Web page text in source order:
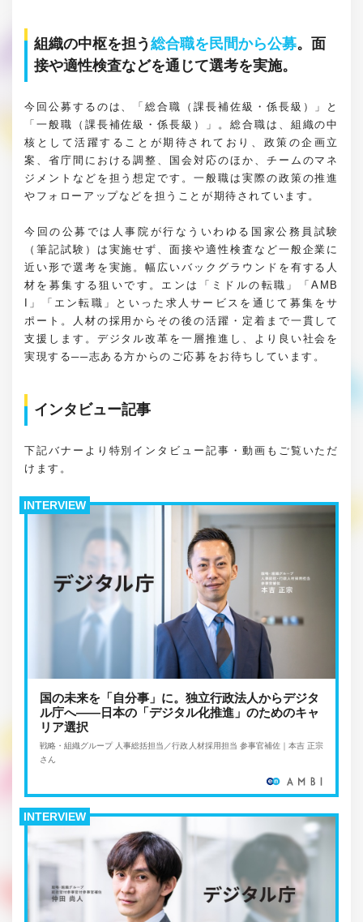
組織の中枢を担う 総合職を民間から公募。面
接や適性検査などを通じて選考を実施。
今回公募するのは、「総合職（課長補佐級・係長級）」と
「一般職（課長補佐級・係長級）」。総合職は、組織の中
核として活躍することが期待されており、政策の企画立
案、省庁間における調整、国会対応のほか、チームのマネ
ジメントなどを担う想定です。一般職は実際の政策の推進
やフォローアップなどを担うことが期待されています。
今回の公募では人事院が行なういわゆる国家公務員試験
（筆記試験）は実施せず、面接や適性検査など一般企業に
近い形で選考を実施。幅広いバックグラウンドを有する人
材を募集する狙いです。エンは「ミドルの転職」「AMB
I」「エン転職」といった求人サービスを通じて募集をサ
ポート。人材の採用からその後の活躍・定着まで一貫して
支援します。デジタル改革を一層推進し、より良い社会を
実現する──志ある方からのご応募をお待ちしています。
インタビュー記事
下記バナーより特別インタビュー記事・動画もご覧いただ
けます。
INTERVIEW
国の未来を「自分事」に。独立行政法人からデジタ
ル庁へ――日本の「デジタル化推進」のためのキャ
リア選択
戦略・組織グループ 人事総括担当／行政人材採用担当 参事官補佐｜本吉 正宗
さん
INTERVIEW